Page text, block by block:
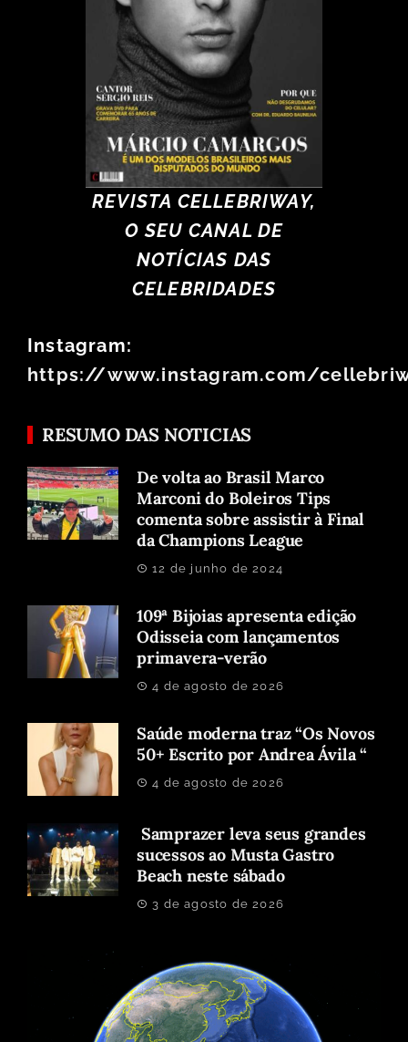
REVISTA CELLEBRIWAY,
O SEU CANAL DE
NOTÍCIAS DAS
CELEBRIDADES
Instagram:
https://www.instagram.com/
RESUMO DAS NOTICIAS
De volta ao Brasil Marco
Marconi do Boleiros Tips
comenta sobre assistir à Final
da Champions League
12 de junho de 2024
109ª Bijoias apresenta edição
Odisseia com lançamentos
primavera-verão
4 de agosto de 2026
Saúde moderna traz “Os Novos
50+ Escrito por Andrea Ávila “
4 de agosto de 2026
Samprazer leva seus grandes
sucessos ao Musta Gastro
Beach neste sábado
3 de agosto de 2026